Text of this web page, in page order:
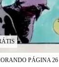
PÁGINA 26